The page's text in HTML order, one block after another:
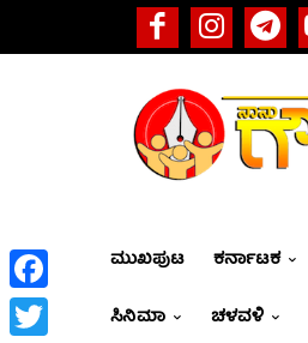
ಮುಖಪುಟ ಕರ್ನಾಟಕ
ಸಿನಿಮಾ
ಚಳವಳಿ
Facebook